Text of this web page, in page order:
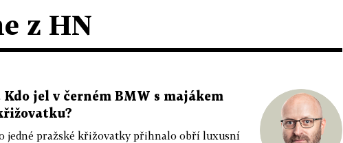
z HN
Kdo jel v černém BMW s majákem
jedné pražské křižovatky přihnalo obří luxusní